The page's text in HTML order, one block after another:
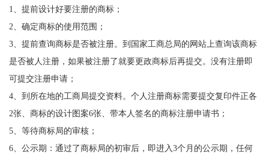
1、提前设计好要注册的商标；
2、确定商标的使用范围；
3、提前查询商标是否被注册。到国家工商总局的网站上查询该商标
是否被人注册，如果被注册了就要更政商标后再提交。没有注册即
可提交注册申请；
4、到所在地的工商局提交资料。个人注册商标需要提交复印件正各
2张、商标的设计图案6张、带本人签名的商标注册申请书；
5、等待商标局的审核；
6、公示期：通过了商标局的初审后，即进入3个月的公示期，任何